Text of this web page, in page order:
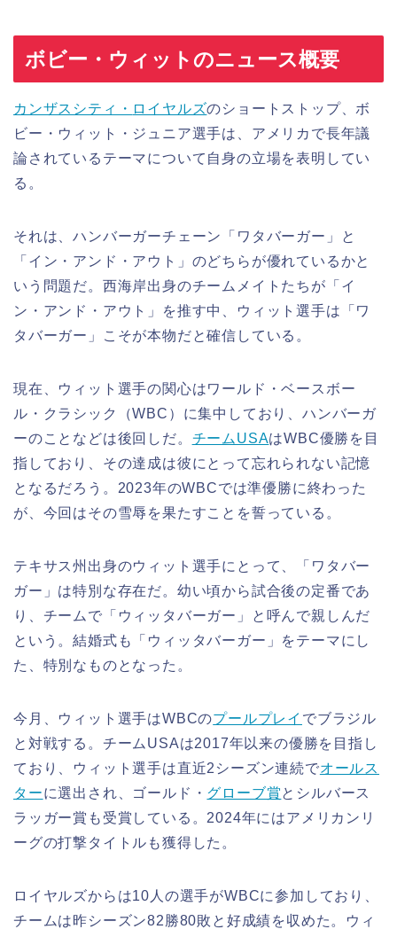
ボビー・ウィットのニュース概要
カンザスシティ・ ロイヤルズのショートストップ、ボ
ビー・ウィット・ジュニア選手は、アメリカで長年議
論されているテーマについて自身の立場を表明してい
る。
それは、ハンバーガーチェーン「ワタバーガー」と
「イン・アンド・アウト」のどちらが優れているかと
いう問題だ。西海岸出身のチームメイトたちが「イ
ン・アンド・アウト」を推す中、ウィット選手は「ワ
タバーガー」こそが本物だと確信している。
現在、ウィット選手の関心はワールド・ベースボー
ル・クラシック（WBC）に集中しており、ハンバーガ
ーのことなどは後回しだ。 チームUSAはWBC優勝を目
指しており、その達成は彼にとって忘れられない記憶
となるだろう。2023年のWBCでは準優勝に終わった
が、今回はその雪辱を果たすことを誓っている。
テキサス州出身のウィット選手にとって、「ワタバー
ガー」は特別な存在だ。幼い頃から試合後の定番であ
り、チームで「ウィッタバーガー」と呼んで親しんだ
という。結婚式も「ウィッタバーガー」をテーマにし
た、特別なものとなった。
今月、ウィット選手はWBCのプールプレイ でブラジル
と対戦する。チームUSAは2017年以来の優勝を目指し
ており、ウィット選手は直近2シーズン連続でオールス
ターに選出され、ゴールド・ グローブ賞とシルバース
ラッガー賞も受賞している。2024年にはアメリカンリ
ーグの打撃タイトルも獲得した。
ロイヤルズからは10人の選手がWBCに参加しており、
チームは昨シーズン82勝80敗と好成績を収めた。ウィ